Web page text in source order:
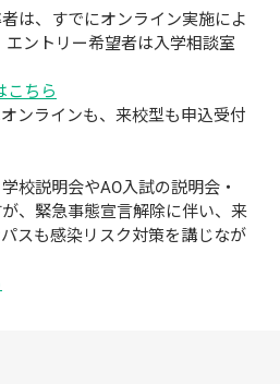
は、すでにオンライン実施によ
エントリー希望者は入学相談室
こちら
ンラインも、来校型も申込受付
校説明会やAO入試の説明会・
、緊急事態宣言解除に伴い、来
スも感染リスク対策を講じなが